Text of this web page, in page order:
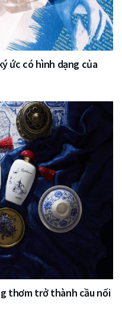
ức có hình dạng của
thơm trở thành cầu nối